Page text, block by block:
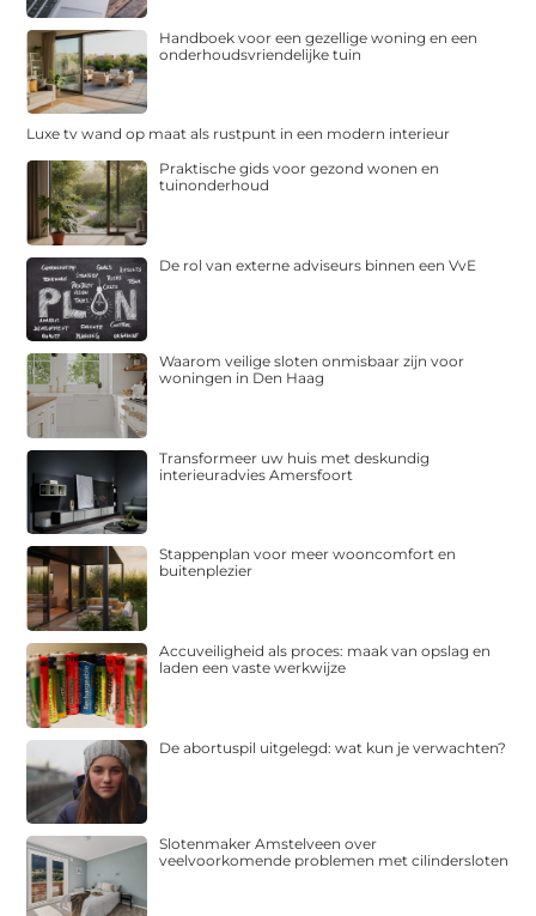
Handboek voor een gezellige woning en een
onderhoudsvriendelijke tuin
Luxe tv wand op maat als rustpunt in een modern interieur
Praktische gids voor gezond wonen en
tuinonderhoud
De rol van externe adviseurs binnen een VvE
Waarom veilige sloten onmisbaar zijn voor
woningen in Den Haag
Transformeer uw huis met deskundig
interieuradvies Amersfoort
Stappenplan voor meer wooncomfort en
buitenplezier
Accuveiligheid als proces: maak van opslag en
laden een vaste werkwijze
De abortuspil uitgelegd: wat kun je verwachten?
Slotenmaker Amstelveen over
veelvoorkomende problemen met cilindersloten